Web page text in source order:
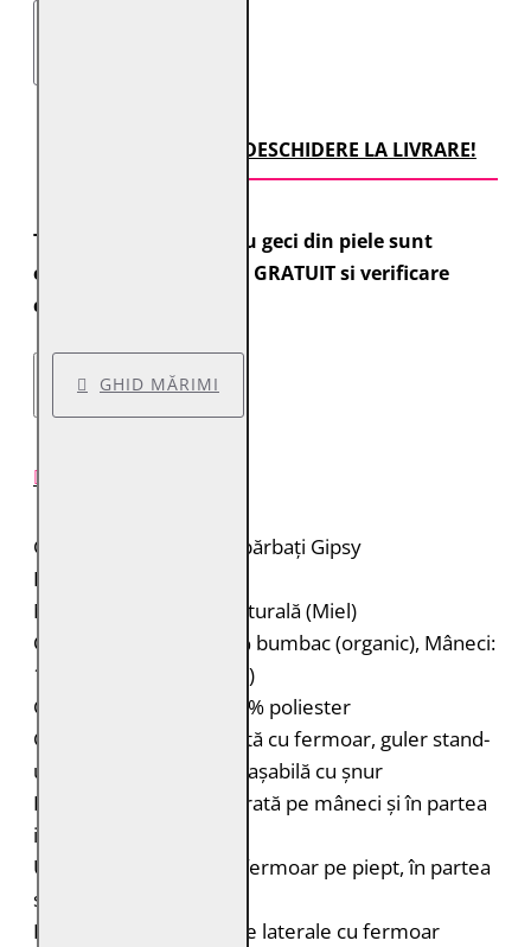
TRANSPORT CU DESCHIDERE LA LIVRARE!
Toate comenzile pentru geci din piele sunt
expediate cu transport GRATUIT si verificare
colet.
GHID MĂRIMI
Geacă de piele pentru bărbați Gipsy
Brand: Gipsy
Material: 100% piele naturală (Miel)
Căptușeală: Corp: 100% bumbac (organic), Mâneci:
100% poliester (reciclat)
Glugă: 55% bumbac, 45% poliester
Geacă de piele matlasată cu fermoar, guler stand-
up cu capsă și glugă detașabilă cu șnur
Porțiuni din piele perforată pe mâneci și în partea
inferioară a spatelui
Un buzunar vertical cu fermoar pe piept, în partea
stângă
Două buzunare verticale laterale cu fermoar